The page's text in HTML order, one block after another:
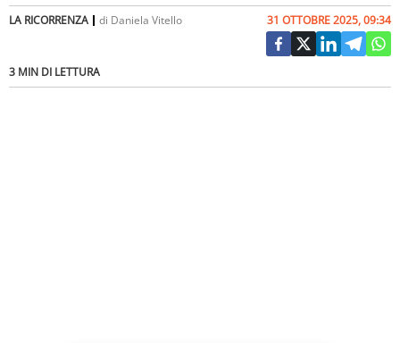
LA RICORRENZA di Daniela Vitello
3 MIN DI LETTURA
31 OTTOBRE 2025, 09:34